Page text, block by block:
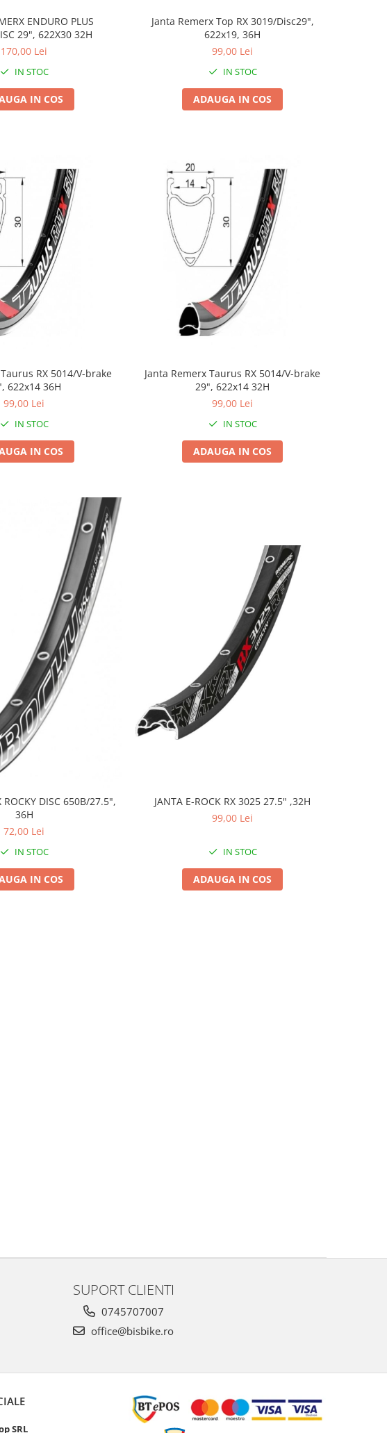
ENDURO PLUS
29", 622X30 32H
170,00 Lei
IN STOC
IN COS
Janta Remerx Top RX 3019/Disc29",
622x19, 36H
99,00 Lei
IN STOC
ADAUGA IN COS
RX 5014/V-brake
622x14 36H
99,00 Lei
IN STOC
IN COS
Janta Remerx Taurus RX 5014/V-brake
29", 622x14 32H
99,00 Lei
IN STOC
ADAUGA IN COS
ROCKY DISC 650B/27.5",
36H
72,00 Lei
IN STOC
IN COS
JANTA E-ROCK RX 3025 27.5" ,32H
99,00 Lei
IN STOC
ADAUGA IN COS
SUPORT CLIENTI
0745707007
office@bisbike.ro
SRL